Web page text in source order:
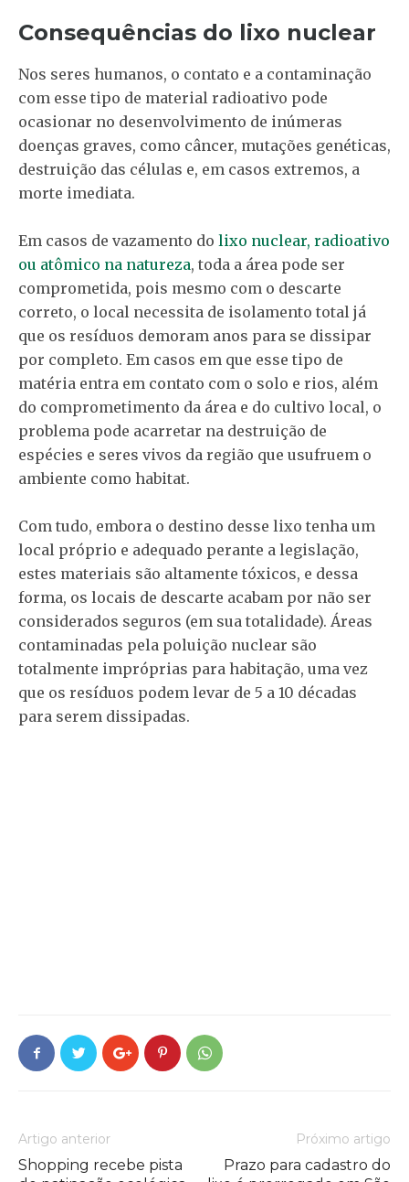
Consequências do lixo nuclear
Nos seres humanos, o contato e a contaminação
com esse tipo de material radioativo pode
ocasionar no desenvolvimento de inúmeras
doenças graves, como câncer, mutações genéticas,
destruição das células e, em casos extremos, a
morte imediata.
Em casos de vazamento do lixo nuclear, radioativo
ou atômico na natureza, toda a área pode ser
comprometida, pois mesmo com o descarte
correto, o local necessita de isolamento total já
que os resíduos demoram anos para se dissipar
por completo. Em casos em que esse tipo de
matéria entra em contato com o solo e rios, além
do comprometimento da área e do cultivo local, o
problema pode acarretar na destruição de
espécies e seres vivos da região que usufruem o
ambiente como habitat.
Com tudo, embora o destino desse lixo tenha um
local próprio e adequado perante a legislação,
estes materiais são altamente tóxicos, e dessa
forma, os locais de descarte acabam por não ser
considerados seguros (em sua totalidade). Áreas
contaminadas pela poluição nuclear são
totalmente impróprias para habitação, uma vez
que os resíduos podem levar de 5 a 10 décadas
para serem dissipadas.
Artigo anterior
Shopping recebe pista
Próximo artigo
Prazo para cadastro do